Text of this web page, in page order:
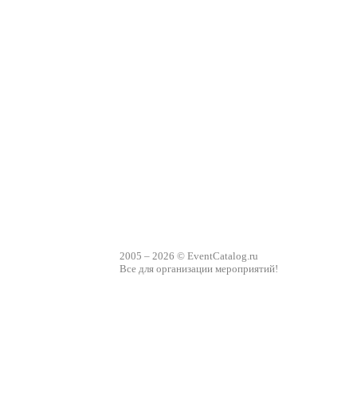
2005 – 2026 © EventCatalog.ru
Все для организации мероприятий!